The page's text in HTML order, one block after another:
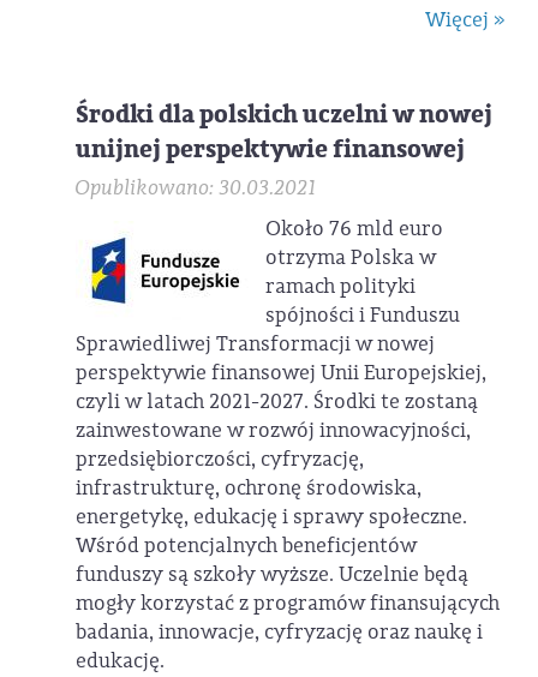
Więcej »
Środki dla polskich uczelni w nowej
unijnej perspektywie finansowej
Opublikowano: 30.03.2021
Około 76 mld euro
otrzyma Polska w
ramach polityki
spójności i Funduszu
Sprawiedliwej Transformacji w nowej
perspektywie finansowej Unii Europejskiej,
czyli w latach 2021-2027. Środki te zostaną
zainwestowane w rozwój innowacyjności,
przedsiębiorczości, cyfryzację,
infrastrukturę, ochronę środowiska,
energetykę, edukację i sprawy społeczne.
Wśród potencjalnych beneficjentów
funduszy są szkoły wyższe. Uczelnie będą
mogły korzystać z programów finansujących
badania, innowacje, cyfryzację oraz naukę i
edukację.